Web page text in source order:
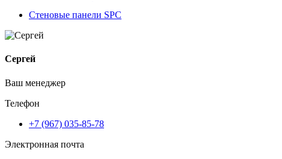
Стеновые панели SPC
Сергей
Ваш менеджер
Телефон
+7 (967) 035-85-78
Электронная почта